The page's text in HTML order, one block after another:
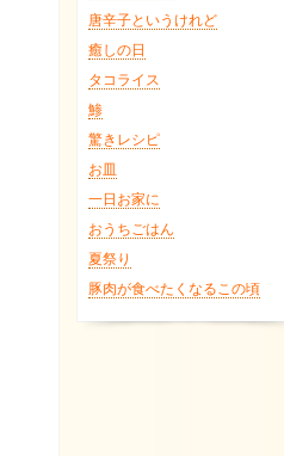
唐辛子というけれど
癒しの日
タコライス
鯵
驚きレシピ
お皿
一日お家に
おうちごはん
夏祭り
豚肉が食べたくなるこの頃